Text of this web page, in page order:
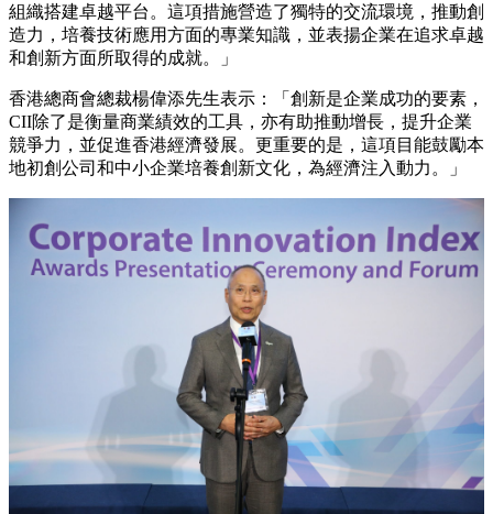
組織搭建卓越平台。這項措施營造了獨特的交流環境，推動創
造力，培養技術應用方面的專業知識，並表揚企業在追求卓越
和創新方面所取得的成就。」
香港總商會總裁楊偉添先生表示：「創新是企業成功的要素，
CII除了是衡量商業績效的工具，亦有助推動增長，提升企業
競爭力，並促進香港經濟發展。更重要的是，這項目能鼓勵本
地初創公司和中小企業培養創新文化，為經濟注入動力。」